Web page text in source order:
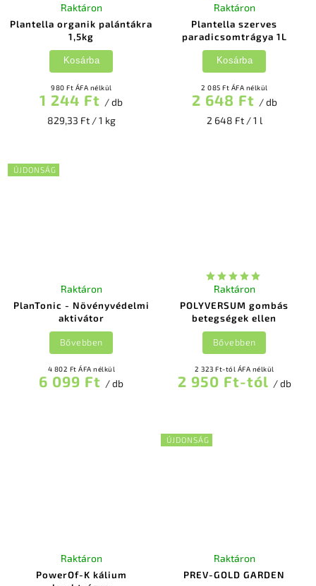
Plantella organik palántákra
1,5kg
Raktáron
980 Ft ÁFA nélkül
1 244 Ft / db
829,33 Ft / 1 kg
Kosárba
Plantella szerves
paradicsomtrágya 1L
Raktáron
2 085 Ft ÁFA nélkül
2 648 Ft / db
2 648 Ft / 1 l
Kosárba
ÚJDONSÁG
PlanTonic - Növényvédelmi
aktivátor
Raktáron
4 802 Ft ÁFA nélkül
6 099 Ft / db
Bővebben
POLYVERSUM gombás
betegségek ellen
Raktáron
2 323 Ft-tól ÁFA nélkül
2 950 Ft-tól / db
Bővebben
PowerOf-K kálium
Raktáron
ÚJDONSÁG
PREV-GOLD GARDEN
Raktáron